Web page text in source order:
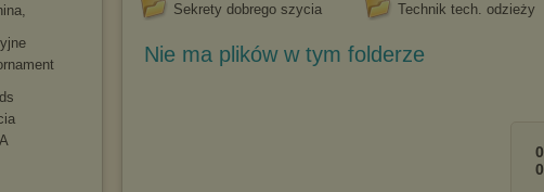
Sekrety dobrego szycia
Technik tech. odzieży
Nie ma plików w tym folderze
0
0